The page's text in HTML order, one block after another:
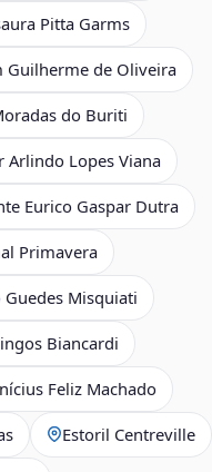
Pitta Garms
Guilherme de Oliveira
do Buriti
Arlindo Lopes Viana
Eurico Gaspar Dutra
Primavera
Misquiati
Biancardi
Feliz Machado
Estoril Centreville